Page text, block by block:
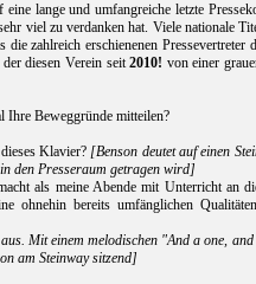
lange und umfangreiche letzte
viel zu verdanken hat. Viele nationale
zahlreich erschienenen Pressevertreter
diesen Verein seit2010! von einer
Ihre Beweggründe mitteilen?
Klavier? [Benson deutet auf einen
den Presseraum getragen wird]
als meine Abende mit Unterricht an
ohnehin bereits umfänglichen
Mit einem melodischen "And a one,
am Steinway sitzend]